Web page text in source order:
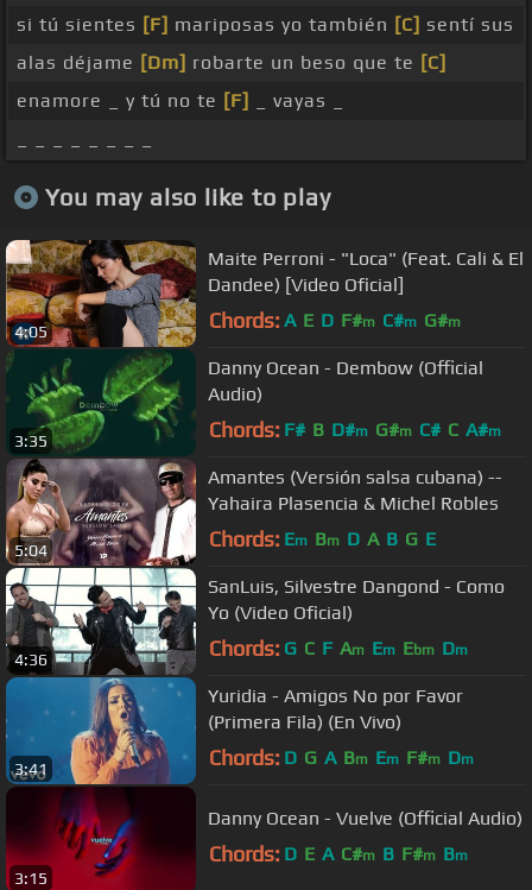
si tú sientes [F] mariposas yo también [C] sentí sus
alas déjame [Dm] robarte un beso que te [C]
enamore _ y tú no te [F]
_ vayas _
You may also like to play
4:05
Maite Perroni - "Loca" (Feat. Cali & El
Dandee) [Video Oficial]
Chords: A E D F#m C#m G#m
3:35
Danny Ocean - Dembow (Official
Audio)
Chords: F# B D#m G#m C# C A#m
5:04
Amantes (Versión salsa cubana) --
Yahaira Plasencia & Michel Robles
Chords: Em Bm D A B G E
4:36
SanLuis, Silvestre Dangond - Como
Yo (Video Oficial)
Chords: G C F Am Em Ebm Dm
3:41
Yuridia - Amigos No por Favor
(Primera Fila) (En Vivo)
Chords: D G A Bm Em F#m Dm
3:15
Danny Ocean - Vuelve (Official Audio)
Chords: D E A C#m B F#m Bm